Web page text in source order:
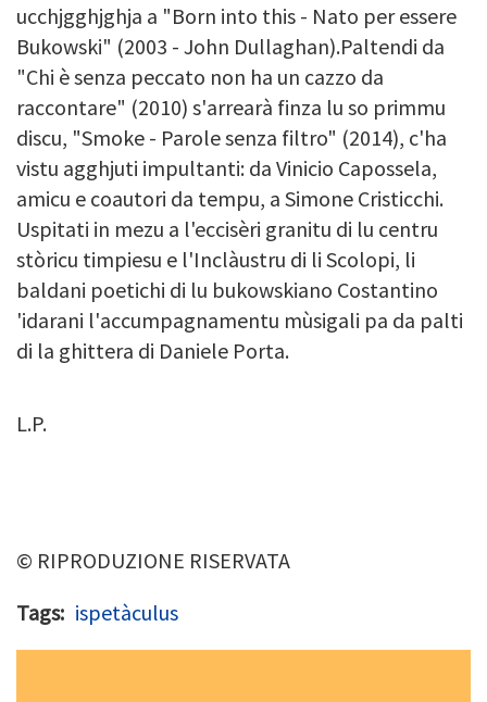
ucchjgghjghja a "Born into this - Nato per essere
Bukowski" (2003 - John Dullaghan).Paltendi da
"Chi è senza peccato non ha un cazzo da
raccontare" (2010) s'arrearà finza lu so primmu
discu, "Smoke - Parole senza filtro" (2014), c'ha
vistu agghjuti impultanti: da Vinicio Capossela,
amicu e coautori da tempu, a Simone Cristicchi.
Uspitati in mezu a l'eccisèri granitu di lu centru
stòricu timpiesu e l'Inclàustru di li Scolopi, li
baldani poetichi di lu bukowskiano Costantino
'idarani l'accumpagnamentu mùsigali pa da palti
di la ghittera di Daniele Porta.
L.P.
© RIPRODUZIONE RISERVATA
Tags ispetàculus